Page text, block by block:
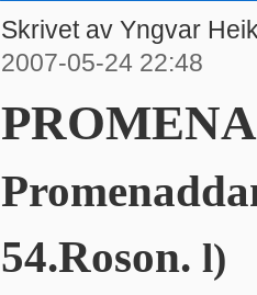
Skrivet av Yngvar
2007-05-24 22:48
54.Roson. l)